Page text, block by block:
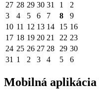
27 28 29 30 31 1
2
3
4 5 6 7 8
9
10 11 12 13 14 15 16
17 18 19 20 21 22 23
24 25 26 27 28 29 30
31 1 2 3 4 5 6
Mobilná aplikácia